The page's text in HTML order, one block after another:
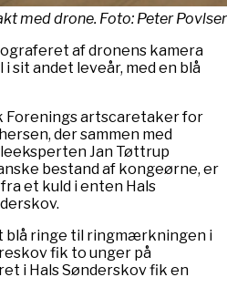
med drone. Foto: Peter
af dronens kamera
sit andet leveår, med en blå
Forenings artscaretaker for
der sammen med
Jan Tøttrup
bestand af kongeørne, er
et kuld i enten Hals
blå ringe til ringmærkningen i
fik to unger på
i Hals Sønderskov fik en